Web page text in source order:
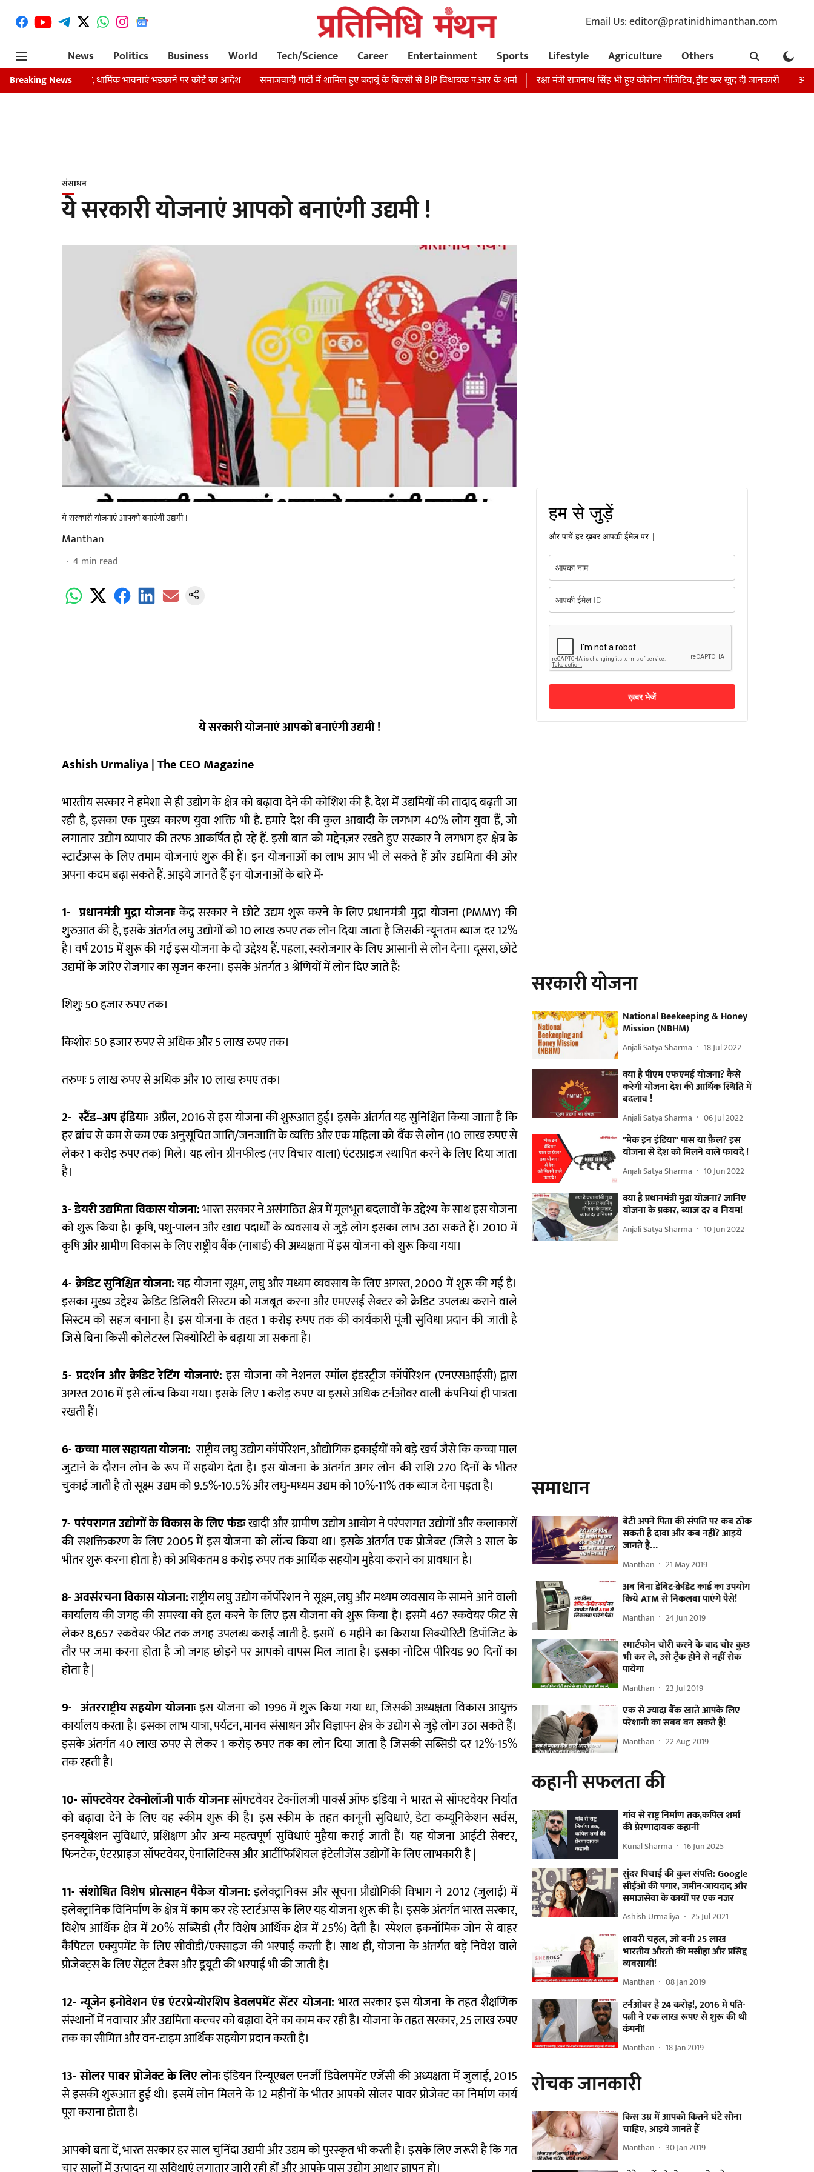
Email Us: editor@pratinidhimanthan.com
News
Politics Business World Tech/Science Career Entertainment Sports Lifestyle Agriculture Others
Breaking News
का वारंट जारी, धार्मिक भावनाएं भड़काने पर कोर्ट का आदेश समाजवादी पार्टी में शामिल हुए बदायूं के बिल्सी से BJP विधायक प.आर के शर्मा रक्षा मंत्री राजनाथ सिंह भी हुए कोरोना पॉजिटिव, ट्वीट कर खुद दी जानकारी अभिनेता
संसाधन
ये सरकारी योजनाएं आपको बनाएंगी उद्यमी !
ये-सरकारी-योजनाएं-आपको-बनाएंगी-उद्यमी-!
Manthan
4 min read
येसरकारीयोजनाएंआपकोबनाएंगीउद्यमी!
Ashish Urmaliya | The CEO Magazine
भारतीय सरकार ने हमेशा से ही उद्योग के क्षेत्र को बढ़ावा देने की कोशिश की है. देश में उद्यमियों की तादाद बढ़ती जा
रही है, इसका एक मुख्य कारण युवा शक्ति भी है. हमारे देश की कुल आबादी के लगभग 40% लोग युवा हैं, जो
लगातार उद्योग व्यापार की तरफ आकर्षित हो रहे हैं. इसी बात को मद्देनज़र रखते हुए सरकार ने लगभग हर क्षेत्र के
स्टार्टअप्स के लिए तमाम योजनाएं शुरू की हैं। इन योजनाओं का लाभ आप भी ले सकते हैं और उद्यमिता की ओर
अपना कदम बढ़ा सकते हैं. आइये जानते हैं इन योजनाओं के बारे में-
1-प्रधानमंत्रीमुद्रायोजनाःकेंद्र सरकार ने छोटे उद्यम शुरू करने के लिए प्रधानमंत्री मुद्रा योजना (PMMY) की
शुरुआत की है, इसके अंतर्गत लघु उद्योगों को 10 लाख रुपए तक लोन दिया जाता है जिसकी न्यूनतम ब्याज दर 12%
है। वर्ष 2015 में शुरू की गई इस योजना के दो उद्देश्य हैं. पहला, स्वरोजगार के लिए आसानी से लोन देना। दूसरा, छोटे
उद्यमों के जरिए रोजगार का सृजन करना। इसके अंतर्गत 3 श्रेणियों में लोन दिए जाते हैं:
शिशुः 50 हजार रुपए तक।
किशोरः 50 हजार रुपए से अधिक और 5 लाख रुपए तक।
तरुणः 5 लाख रुपए से अधिक और 10 लाख रुपए तक।
2-स्टैंड–अपइंडियाःअप्रैल, 2016 से इस योजना की शुरूआत हुई। इसके अंतर्गत यह सुनिश्चित किया जाता है कि
हर ब्रांच से कम से कम एक अनुसूचित जाति/जनजाति के व्यक्ति और एक महिला को बैंक से लोन (10 लाख रुपए से
लेकर 1 करोड़ रुपए तक) मिले। यह लोन ग्रीनफील्ड (नए विचार वाला) एंटरप्राइज स्थापित करने के लिए दिया जाता
है।
3-डेयरीउद्यमिताविकासयोजना:भारत सरकार ने असंगठित क्षेत्र में मूलभूत बदलावों के उद्देश्य के साथ इस योजना
को शुरू किया है। कृषि, पशु-पालन और खाद्य पदार्थों के व्यवसाय से जुड़े लोग इसका लाभ उठा सकते हैं। 2010 में
कृषि और ग्रामीण विकास के लिए राष्ट्रीय बैंक (नाबार्ड) की अध्यक्षता में इस योजना को शुरू किया गया।
4-क्रेडिटसुनिश्चितयोजना:यह योजना सूक्ष्म, लघु और मध्यम व्यवसाय के लिए अगस्त, 2000 में शुरू की गई है।
इसका मुख्य उद्देश्य क्रेडिट डिलिवरी सिस्टम को मजबूत करना और एमएसई सेक्टर को क्रेडिट उपलब्ध कराने वाले
सिस्टम को सहज बनाना है। इस योजना के तहत 1 करोड़ रुपए तक की कार्यकारी पूंजी सुविधा प्रदान की जाती है
जिसे बिना किसी कोलेटरल सिक्योरिटी के बढ़ाया जा सकता है।
5-प्रदर्शनऔरक्रेडिटरेटिंगयोजनाएं:इस योजना को नेशनल स्मॉल इंडस्ट्रीज कॉर्पोरेशन (एनएसआईसी) द्वारा
अगस्त 2016 में इसे लॉन्च किया गया। इसके लिए 1 करोड़ रुपए या इससे अधिक टर्नओवर वाली कंपनियां ही पात्रता
रखती हैं।
6-कच्चामालसहायतायोजना: राष्ट्रीय लघु उद्योग कॉर्पोरेशन, औद्योगिक इकाईयों को बड़े खर्च जैसे कि कच्चा माल
जुटाने के दौरान लोन के रूप में सहयोग देता है। इस योजना के अंतर्गत अगर लोन की राशि 270 दिनों के भीतर
चुकाई जाती है तो सूक्ष्म उद्यम को 9.5%-10.5% और लघु-मध्यम उद्यम को 10%-11% तक ब्याज देना पड़ता है।
7-परंपरागतउद्योगोंकेविकासकेलिएफंडःखादी और ग्रामीण उद्योग आयोग ने परंपरागत उद्योगों और कलाकारों
की सशक्तिकरण के लिए 2005 में इस योजना को लॉन्च किया था। इसके अंतर्गत एक प्रोजेक्ट (जिसे 3 साल के
भीतर शुरू करना होता है) को अधिकतम 8 करोड़ रुपए तक आर्थिक सहयोग मुहैया कराने का प्रावधान है।
8-अवसंरचनाविकासयोजना:राष्ट्रीय लघु उद्योग कॉर्पोरेशन ने सूक्ष्म, लघु और मध्यम व्यवसाय के सामने आने वाली
कार्यालय की जगह की समस्या को हल करने के लिए इस योजना को शुरू किया है। इसमें 467 स्कवेयर फीट से
लेकर 8,657 स्कवेयर फीट तक जगह उपलब्ध कराई जाती है. इसमें 6 महीने का किराया सिक्योरिटी डिपॉजिट के
तौर पर जमा करना होता है जो जगह छोड़ने पर आपको वापस मिल जाता है। इसका नोटिस पीरियड 90 दिनों का
होता है |
9- अंतरराष्ट्रीयसहयोगयोजनाःइस योजना को 1996 में शुरू किया गया था, जिसकी अध्यक्षता विकास आयुक्त
कार्यालय करता है। इसका लाभ यात्रा, पर्यटन, मानव संसाधन और विज्ञापन क्षेत्र के उद्योग से जुड़े लोग उठा सकते हैं।
इसके अंतर्गत 40 लाख रुपए से लेकर 1 करोड़ रुपए तक का लोन दिया जाता है जिसकी सब्सिडी दर 12%-15%
तक रहती है।
10-सॉफ्टवेयरटेक्नोलॉजीपार्कयोजनाःसॉफ्टवेयर टेक्नॉलजी पार्क्स ऑफ इंडिया ने भारत से सॉफ्टवेयर निर्यात
को बढ़ावा देने के लिए यह स्कीम शुरू की है। इस स्कीम के तहत कानूनी सुविधाएं, डेटा कम्यूनिकेशन सर्वस,
इनक्यूबेशन सुविधाएं, प्रशिक्षण और अन्य महत्वपूर्ण सुविधाएं मुहैया कराई जाती हैं। यह योजना आईटी सेक्टर,
फिनटेक, एंटरप्राइज सॉफ्टवेयर, ऐनालिटिक्स और आर्टीफिशियल इंटेलीजेंस उद्योगों के लिए लाभकारी है |
11-संशोधितविशेषप्रोत्साहनपैकेजयोजना:इलेक्ट्रानिक्स और सूचना प्रौद्योगिकी विभाग ने 2012 (जुलाई) में
इलेक्ट्रानिक विनिर्माण के क्षेत्र में काम कर रहे स्टार्टअप्स के लिए यह योजना शुरू की है। इसके अंतर्गत भारत सरकार,
विशेष आर्थिक क्षेत्र में 20% सब्सिडी (गैर विशेष आर्थिक क्षेत्र में 25%) देती है। स्पेशल इकनॉमिक जोन से बाहर
कैपिटल एक्युपमेंट के लिए सीवीडी/एक्साइज की भरपाई करती है। साथ ही, योजना के अंतर्गत बड़े निवेश वाले
प्रोजेक्ट्स के लिए सेंट्रल टैक्स और डूयूटी की भरपाई भी की जाती है।
12-न्यूजेनइनोवेशनएंडएंटरप्रेन्योरशिपडेवलपमेंटसेंटरयोजना: भारत सरकार इस योजना के तहत शैक्षणिक
संस्थानों में नवाचार और उद्यमिता कल्चर को बढ़ावा देने का काम कर रही है। योजना के तहत सरकार, 25 लाख रुपए
तक का सीमित और वन-टाइम आर्थिक सहयोग प्रदान करती है।
13-सोलरपावरप्रोजेक्टकेलिएलोनःइंडियन रिन्यूएबल एनर्जी डिवेलपमेंट एजेंसी की अध्यक्षता में जुलाई, 2015
से इसकी शुरूआत हुई थी। इसमें लोन मिलने के 12 महीनों के भीतर आपको सोलर पावर प्रोजेक्ट का निर्माण कार्य
पूरा कराना होता है।
आपको बता दें, भारत सरकार हर साल चुनिंदा उद्यमी और उद्यम को पुरस्कृत भी करती है। इसके लिए जरूरी है कि गत
हम से जुड़ें
और पायें हर ख़बर आपकी ईमेल पर |
ख़बर भेजें
सरकारी योजना
National Beekeeping & Honey
Mission (NBHM)
Anjali Satya Sharma 18 Jul 2022
क्या है पीएम एफएमई योजना? कैसे
करेगी योजना देश की आर्थिक स्थिति में
बदलाव !
Anjali Satya Sharma 06 Jul 2022
"मेक इन इंडिया" पास या फ़ैल? इस
योजना से देश को मिलने वाले फायदे !
Anjali Satya Sharma 10 Jun 2022
क्या है प्रधानमंत्री मुद्रा योजना? जानिए
योजना के प्रकार, ब्याज दर व नियम!
Anjali Satya Sharma 10 Jun 2022
समाधान
बेटी अपने पिता की संपत्ति पर कब ठोक
सकती है दावा और कब नहीं? आइये
जानते हैं…
Manthan 21 May 2019
अब बिना डेबिट-क्रेडिट कार्ड का उपयोग
किये ATM से निकलवा पाएंगे पैसे!
Manthan 24 Jun 2019
स्मार्टफोन चोरी करने के बाद चोर कुछ
भी कर ले, उसे ट्रैक होने से नहीं रोक
पायेगा
Manthan 23 Jul 2019
एक से ज्यादा बैंक खाते आपके लिए
परेशानी का सबब बन सकते हैं!
Manthan 22 Aug 2019
कहानी सफलता की
गांव से राष्ट्र निर्माण तक,कपिल शर्मा
की प्रेरणादायक कहानी
Kunal Sharma 16 Jun 2025
सुंदर पिचाई की कुल संपत्ति: Google
सीईओ की पगार, जमीन-जायदाद और
समाजसेवा के कार्यों पर एक नजर
Ashish Urmaliya 25 Jul 2021
शायरी चहल, जो बनी 25 लाख
भारतीय औरतों की मसीहा और प्रसिद्द
व्यवसायी!
Manthan 08 Jan 2019
टर्नओवर है 24 करोड़!, 2016 में पति-
पत्नी ने एक लाख रूपए से शुरू की थी
कंपनी!
Manthan 18 Jan 2019
रोचक जानकारी
किस उम्र में आपको कितने घंटे सोना
चाहिए, आइये जानते हैं
Manthan 30 Jan 2019